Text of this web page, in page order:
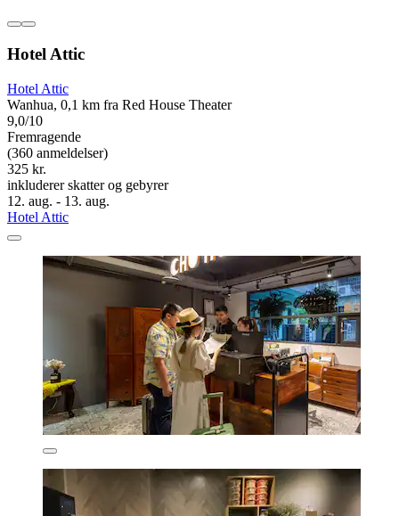
Hotel Attic
Hotel Attic
Wanhua, 0,1 km fra Red House Theater
9,0/10
Fremragende
(360 anmeldelser)
325 kr.
inkluderer skatter og gebyrer
12. aug. - 13. aug.
Hotel Attic